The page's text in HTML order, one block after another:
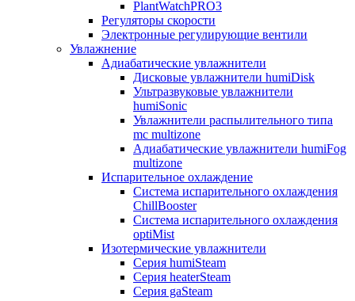
PlantWatchPRO3
Регуляторы скорости
Электронные регулирующие вентили
Увлажнение
Адиабатические увлажнители
Дисковые увлажнители humiDisk
Ультразвуковые увлажнители
humiSonic
Увлажнители распылительного типа
mc multizone
Адиабатические увлажнители humiFog
multizone
Испарительное охлаждение
Система испарительного охлаждения
ChillBooster
Система испарительного охлаждения
optiMist
Изотермические увлажнители
Серия humiSteam
Серия heaterSteam
Серия gaSteam